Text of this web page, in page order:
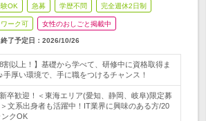
OK 急募 学歴不問 完全週休2日制
ーク可 女性のおしごと掲載中
終了予定日： 2026/10/26
8割以上！】基礎から学べて、研修中に資格取得ま
手厚い環境で、手に職をつけるチャンス！
卒歓迎！＜東海エリア(愛知、静岡、岐阜)限定募
文系出身者も活躍中！IT業界に興味のある方/20
クOK